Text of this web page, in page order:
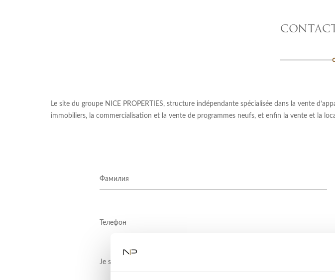
Le site du groupe NICE PROPERTIES, structure indépendante spécialisée dans la vente
immobiliers, la commercialisation et la vente de programmes neufs, et enfin la vente et la